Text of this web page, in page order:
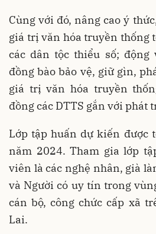
Cùng với đó, nâng cao ý
giá trị văn hóa truyền thống
các dân tộc thiểu số;
đồng bào bảo vệ, giữ gìn,
giá trị văn hóa truyền
đồngcác DTTS gắn với phát
Lớp tập huấn dự kiến được
năm 2024. Tham gia lớp
viên là các nghệ nhân, già
và Người có uy tín trong
cán bộ, công chức cấp xã
Lai.